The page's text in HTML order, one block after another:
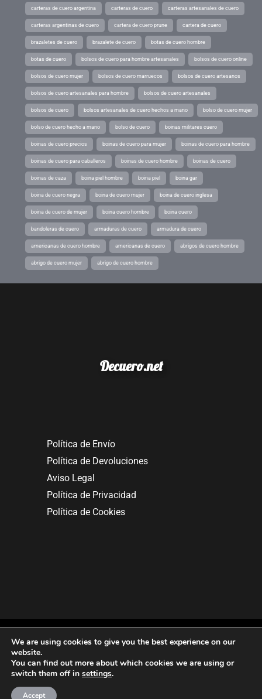
carteras de cuero argentina carteras de cuero carteras artesanales de cuero
carteras argentinas de cuero cartera de cuero prune cartera de cuero
brazaletes de cuero brazalete de cuero botas de cuero hombre
botas de cuero bolsos de cuero para hombre artesanales bolsos de cuero online
bolsos de cuero mujer bolsos de cuero marruecos bolsos de cuero artesanos
bolsos de cuero artesanales para hombre bolsos de cuero artesanales
bolsos de cuero bolsos artesanales de cuero hechos a mano bolso de cuero mujer
bolso de cuero hecho a mano bolso de cuero boinas militares cuero
boinas de cuero precios boinas de cuero para mujer boinas de cuero para hombre
boinas de cuero para caballeros boinas de cuero hombre boinas de cuero
boinas de caza boina piel hombre boina piel boina gar
boina de cuero negra boina de cuero mujer boina de cuero inglesa
boina de cuero de mujer boina cuero hombre boina cuero
bandoleras de cuero armaduras de cuero armadura de cuero
americanas de cuero hombre americanas de cuero abrigos de cuero hombre
abrigo de cuero mujer abrigo de cuero hombre
Decuero.net
Política de Envío
Política de Devoluciones
Aviso Legal
Política de Privacidad
Política de Cookies
Copyright © 2025. All rights reserved.
We are using cookies to give you the best experience on our
website.
You can find out more about which cookies we are using or
switch them off in settings.
Accept